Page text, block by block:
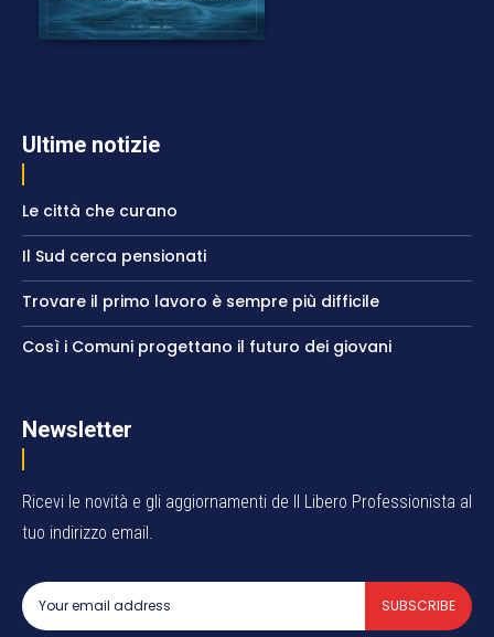
Ultime notizie
Le città che curano
Il Sud cerca pensionati
Trovare il primo lavoro è sempre più difficile
Così i Comuni progettano il futuro dei giovani
Newsletter
Ricevi le novità e gli aggiornamenti de Il Libero Professionista al
tuo indirizzo email.
SUBSCRIBE